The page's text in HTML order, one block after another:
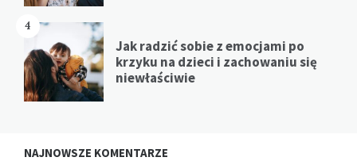
4
Jak radzić sobie z emocjami po
krzyku na dzieci i zachowaniu się
niewłaściwie
NAJNOWSZE KOMENTARZE